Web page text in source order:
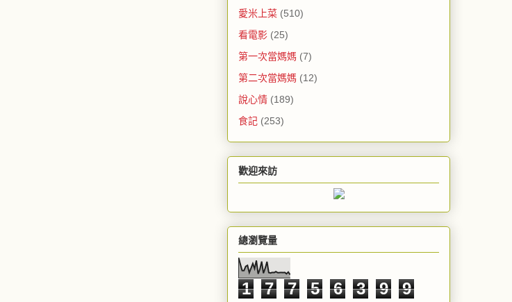
愛米上菜 (510)
看電影 (25)
第一次當媽媽 (7)
第二次當媽媽 (12)
說心情 (189)
食記 (253)
歡迎來訪
總瀏覽量
1 7 7 5 6 3 9 9